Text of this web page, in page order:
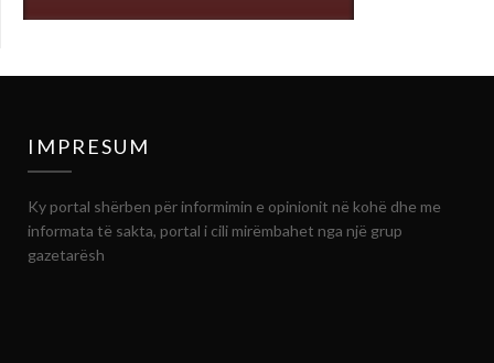
IMPRESUM
Ky portal shërben për informimin e opinionit në kohë dhe me
informata të sakta, portal i cili mirëmbahet nga një grup
gazetarësh